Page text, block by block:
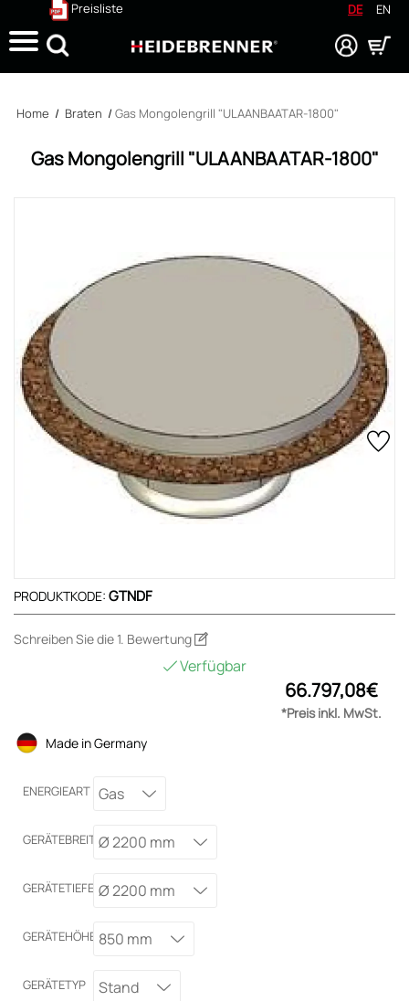
Preisliste DE EN
Suche
Home / Braten / Gas Mongolengrill "ULAANBAATAR-1800"
Gas Mongolengrill "ULAANBAATAR-1800"
PRODUKTKODE: GTNDF
Schreiben Sie die 1. Bewertung
Verfügbar
66.797,08€
*Preis inkl. MwSt.
Made in Germany
ENERGIEART Gas
GERÄTEBREITEØ 2200 mm
GERÄTETIEFE Ø 2200 mm
GERÄTEHÖHE 850 mm
GERÄTETYP Stand